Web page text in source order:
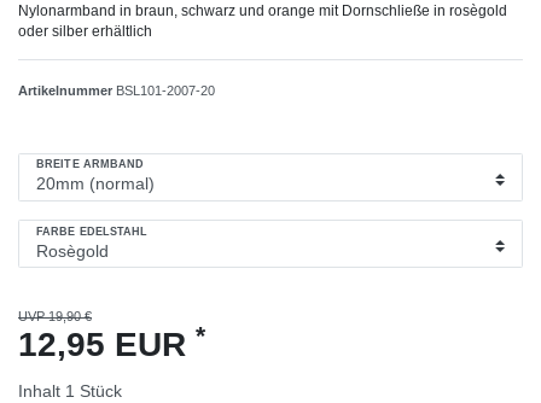
Nylonarmband in braun, schwarz und orange mit Dornschließe in rosègold
oder silber erhältlich
Artikelnummer BSL101-2007-20
BREITE ARMBAND
FARBE EDELSTAHL
UVP 19,90 €
12,95 EUR *
Inhalt 1 Stück